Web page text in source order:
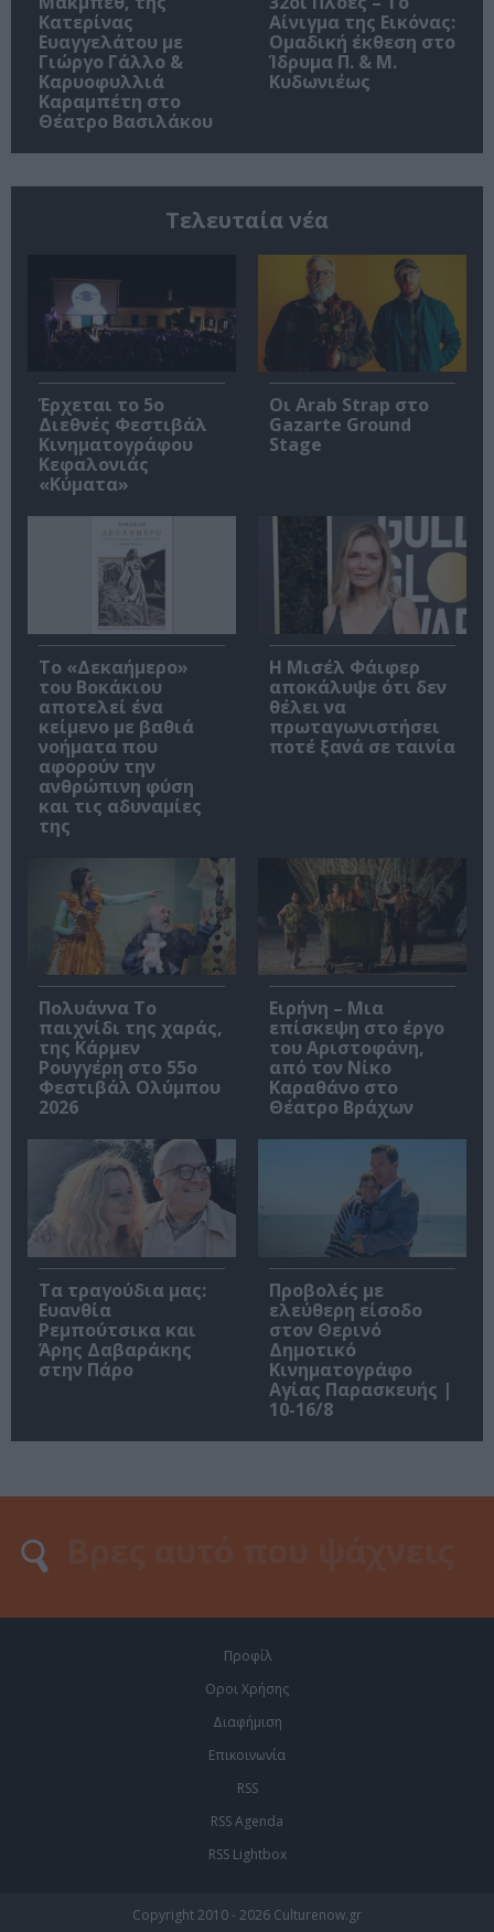
Κατερίνας
Ευαγγελάτου με
Γιώργο Γάλλο &
Καρυοφυλλιά
Καραμπέτη στο
Θέατρο Βασιλάκου
Αίνιγμα της Εικόνας:
Ομαδική έκθεση στο
Ίδρυμα Π. & Μ.
Κυδωνιέως
Τελευταία νέα
Έρχεται το 5ο
Διεθνές Φεστιβάλ
Κινηματογράφου
Κεφαλονιάς
«Κύματα»
Οι Arab Strap στο
Gazarte Ground
Stage
Το «Δεκαήμερο»
του Βοκάκιου
αποτελεί ένα
κείμενο με βαθιά
νοήματα που
αφορούν την
ανθρώπινη φύση
και τις αδυναμίες
της
Η Μισέλ Φάιφερ
αποκάλυψε ότι δεν
θέλει να
πρωταγωνιστήσει
ποτέ ξανά σε ταινία
Πολυάννα Το
παιχνίδι της χαράς,
της Κάρμεν
Ρουγγέρη στο 55ο
Φεστιβάλ Ολύμπου
2026
Ειρήνη – Μια
επίσκεψη στο έργο
του Αριστοφάνη,
από τον Νίκο
Καραθάνο στο
Θέατρο Βράχων
Τα τραγούδια μας:
Ευανθία
Ρεμπούτσικα και
Άρης Δαβαράκης
στην Πάρο
Προβολές με
ελεύθερη είσοδο
στον Θερινό
Δημοτικό
Κινηματογράφο
Αγίας Παρασκευής |
10-16/8
Προφίλ
Οροι Χρήσης
Διαφήμιση
Επικοινωνία
RSS
RSS Agenda
RSS Lightbox
Copyright 2010 - 2026 Culturenow.gr